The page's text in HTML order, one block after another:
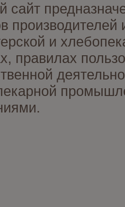
сайт
и
правилах